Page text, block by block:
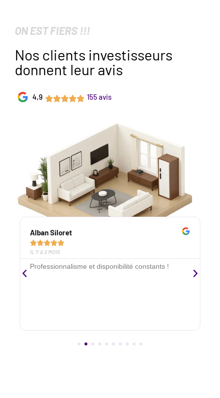
ON EST FIERS !!!
Nos clients investisseurs
donnent leur avis
4,9 155 avis
Alban Siloret

IL Y A 2 MOIS
Professionnalisme et disponibilité constants !